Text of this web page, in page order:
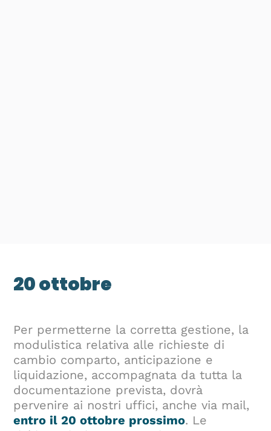
20 ottobre
Per permetterne la corretta gestione, la
modulistica relativa alle richieste di
cambio comparto, anticipazione e
liquidazione, accompagnata da tutta la
documentazione prevista, dovrà
pervenire ai nostri uffici, anche via mail,
entro il 20 ottobre prossimo. Le